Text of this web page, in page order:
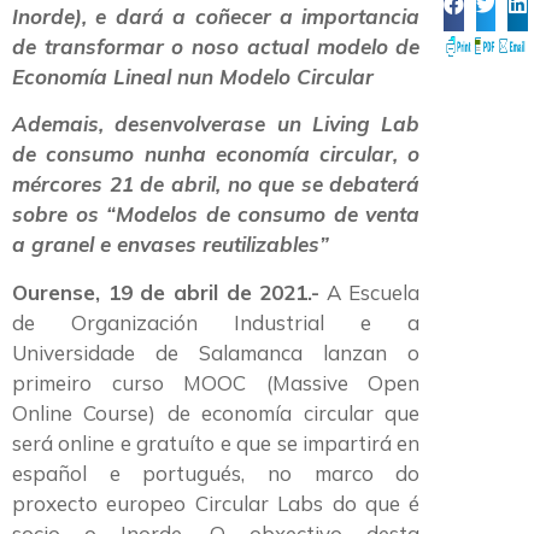
Inorde), e dará a coñecer a importancia
de transformar o noso actual modelo de
Economía Lineal nun Modelo Circular
Ademais, desenvolverase un Living Lab
de consumo nunha economía circular, o
mércores 21 de abril, no que se debaterá
sobre os “Modelos de consumo de venta
a granel e envases reutilizables”
Ourense, 19 de abril de 2021.- A Escuela
de Organización Industrial e a
Universidade de Salamanca lanzan o
primeiro curso MOOC (Massive Open
Online Course) de economía circular que
será online e gratuíto e que se impartirá en
español e portugués, no marco do
proxecto europeo Circular Labs do que é